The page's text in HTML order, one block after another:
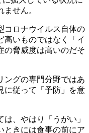
せん。
コロナウイルス自体の
高いものではなく「イ
の脅威度は高いのだそ
ングの専門分野ではあ
に従って「予防」を意
、やはり「うがい」
ときには食事の前にア